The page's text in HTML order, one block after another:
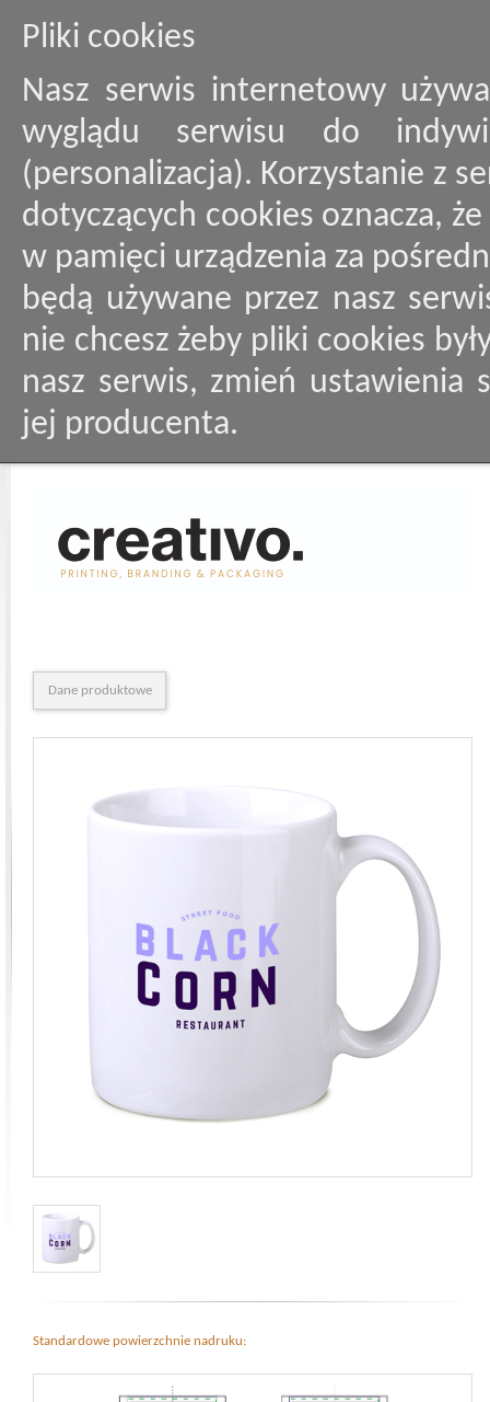
Pliki cookies
Nasz serwis internetowy
wyglądu serwisu do
(personalizacja). Korzystanie z
dotyczących cookies oznacza,
w pamięci urządzenia za
będą używane przez nasz
nie chcesz żeby pliki cookies
nasz serwis, zmień ustawienia
jej producenta.
Dane produktowe
Standardowe powierzchnie nadruku: